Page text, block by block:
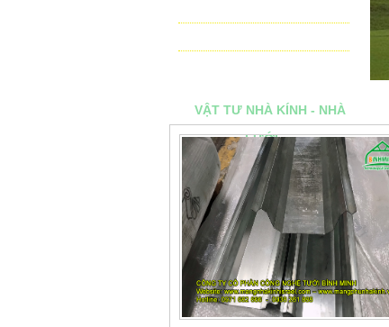
VẬT TƯ NHÀ KÍNH - NHÀ
LƯỚI